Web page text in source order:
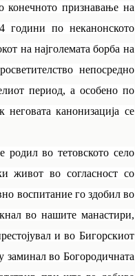
конечното признавање на
по неканонското
на најголемата борба на
непосредно
период, а особено по
канонизација се
во тетовското село
живот во согласност со
воспитание го здобил во
во нашите манастири,
и во Бигорскиот
заминал во Богородичната